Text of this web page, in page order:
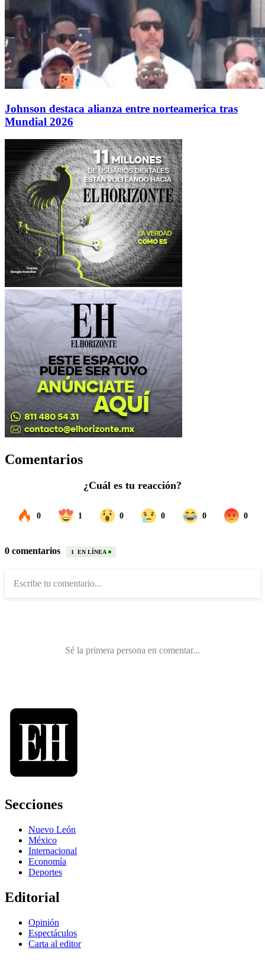
Johnson destaca alianza entre norteamerica tras
Mundial 2026
Comentarios
Secciones
Nuevo León
México
Internacional
Economía
Deportes
Editorial
Opinión
Espectáculos
Carta al editor